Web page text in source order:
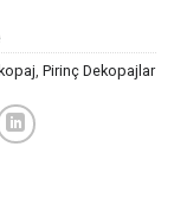
, Pirinç Dekopajlar